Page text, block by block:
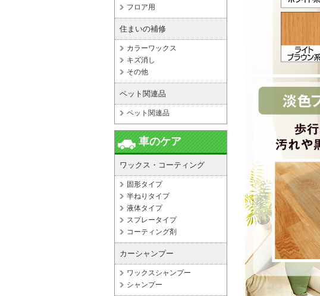
フロア用
住まいの補修
カラーワックス
キズ消し
その他
ペット関連品
ペット関連品
車のケア
ワックス・コーティング
固形タイプ
半ねりタイプ
液体タイプ
スプレータイプ
コーティング剤
カーシャンプー
ワックスシャンプー
シャンプー